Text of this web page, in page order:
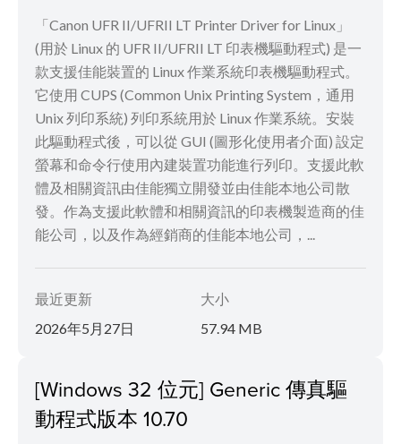
「Canon UFR II/UFRII LT Printer Driver for Linux」
(用於 Linux 的 UFR II/UFRII LT 印表機驅動程式) 是一
款支援佳能裝置的 Linux 作業系統印表機驅動程式。
它使用 CUPS (Common Unix Printing System，通用
Unix 列印系統) 列印系統用於 Linux 作業系統。安裝
此驅動程式後，可以從 GUI (圖形化使用者介面) 設定
螢幕和命令行使用內建裝置功能進行列印。支援此軟
體及相關資訊由佳能獨立開發並由佳能本地公司散
發。作為支援此軟體和相關資訊的印表機製造商的佳
能公司，以及作為經銷商的佳能本地公司，...
最近更新
2026年5月27日
大小
57.94 MB
[Windows 32 位元] Generic 傳真驅
動程式版本 10.70